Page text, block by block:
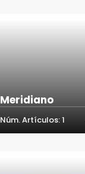
Meridiano
Núm. Artículos: 1